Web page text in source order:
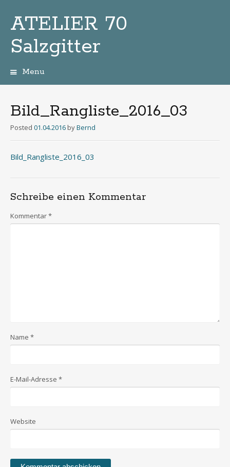
ATELIER 70
Salzgitter
Menu
Bild_Rangliste_2016_03
Posted 01.04.2016 byBernd
Bild_Rangliste_2016_03
Schreibe einen Kommentar
Kommentar*
Name *
E-Mail-Adresse *
Website